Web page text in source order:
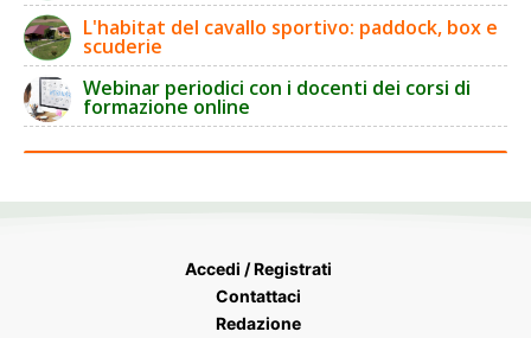
L'habitat del cavallo sportivo: paddock, box e
scuderie
Webinar periodici con i docenti dei corsi di
formazione online
Accedi / Registrati
Contattaci
Redazione